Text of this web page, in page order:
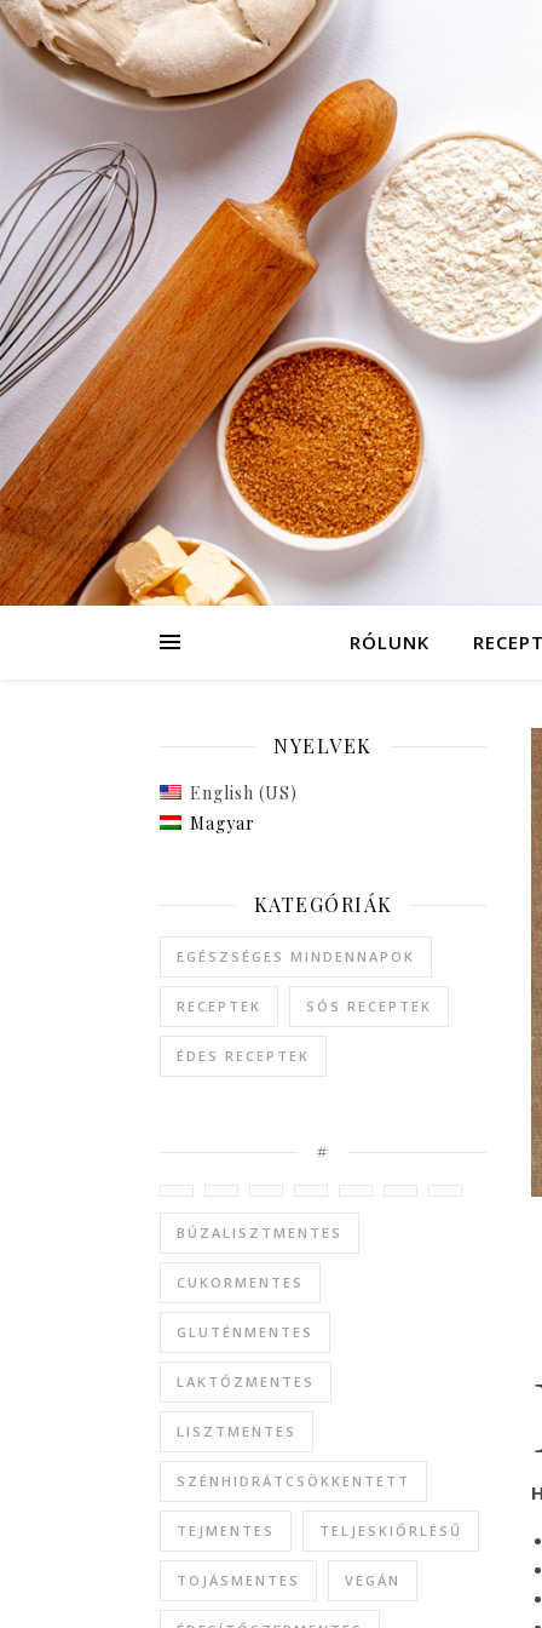
RÓLUNK
NYELVEK
English (US)
Magyar
KATEGÓRIÁK
EGÉSZSÉGES MINDENNAPOK
RECEPTEK SÓS RECEPTEK
ÉDES RECEPTEK
#
BÚZALISZTMENTES
CUKORMENTES
GLUTÉNMENTES
LAKTÓZMENTES
LISZTMENTES
SZÉNHIDRÁTCSÖKKENTETT
TEJMENTES TELJESKIŐRLÉSŰ
TOJÁSMENTES VEGÁN